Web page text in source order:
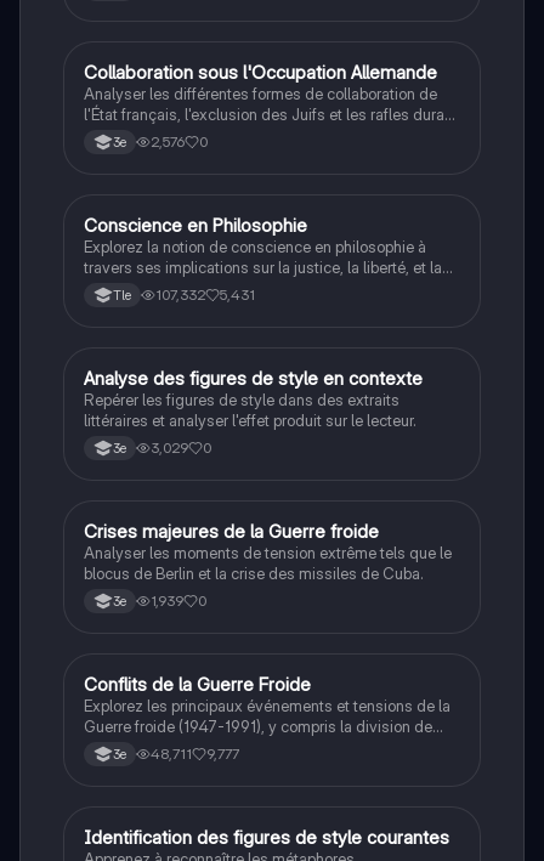
CHistoire
Collaboration sous l'Occupation Allemande
Analyser les différentes formes de collaboration de
l'État français, l'exclusion des Juifs et les rafles durant
la Seconde Guerre mondiale.
3e 2,576 0
Philosophie
Conscience en Philosophie
Explorez la notion de conscience en philosophie à
travers ses implications sur la justice, la liberté, et la
connaissance. Cette fiche de révision aborde les
débats philosophiques sur la conscience, le cogito, et
étudiants en philosophie cherchant à approfondir leur
compréhension des enjeux éthiques et existentiels.
Tle 107,332 5,431
AFrançais
Analyse des figures de style en contexte
Repérer les figures de style dans des extraits
littéraires et analyser l'effet produit sur le lecteur.
3e 3,029 0
CHistoire
Crises majeures de la Guerre froide
Analyser les moments de tension extrême tels que le
blocus de Berlin et la crise des missiles de Cuba.
3e 1,939 0
Histoire
Conflits de la Guerre Froide
Explorez les principaux événements et tensions de la
Guerre froide (1947-1991), y compris la division de
l'Allemagne, la crise de Cuba, la guerre du Vietnam, et
la course à l'espace. Cette fiche de révision couvre les
historique.
3e 48,711 9,777
IFrançais
Identification des figures de style courantes